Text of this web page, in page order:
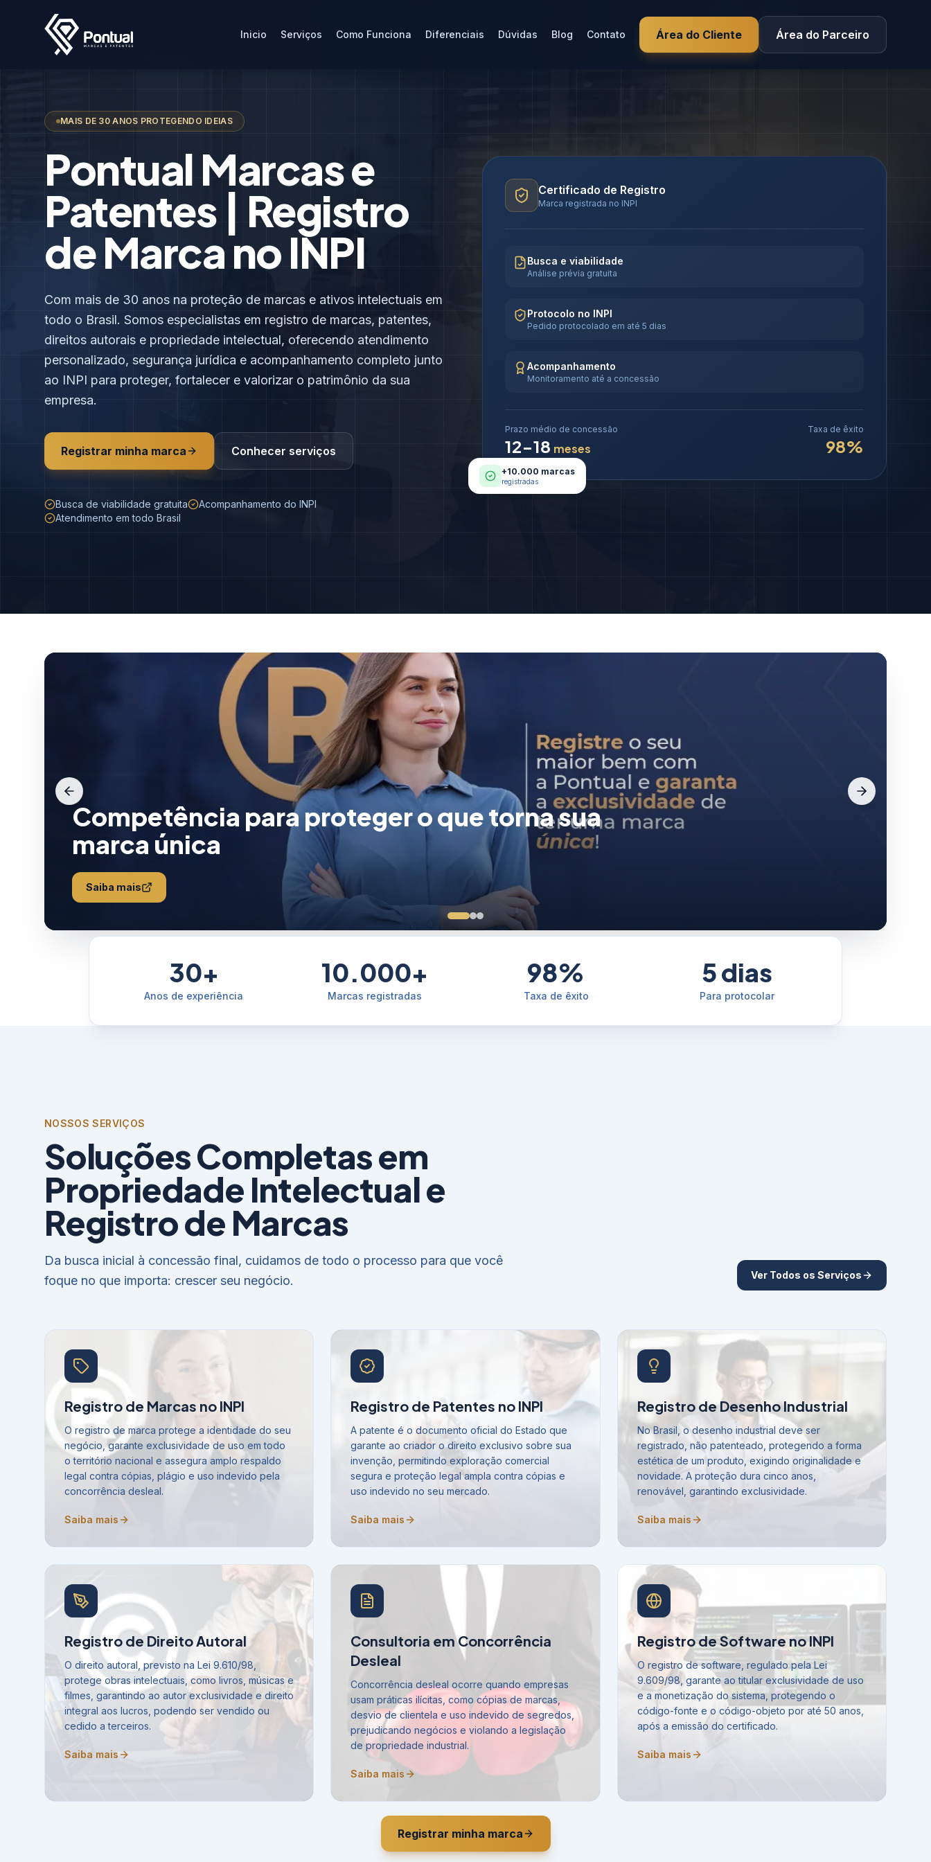
Inicio Serviços Como Funciona Diferenciais Dúvidas Blog Contato Área do Cliente Área do Parceiro
MAIS DE 30 ANOS PROTEGENDO IDEIAS
Pontual Marcas e
Patentes | Registro
de Marca no INPI
Com mais de 30 anos na proteção de marcas e ativos intelectuais em
todo o Brasil. Somos especialistas em registro de marcas, patentes,
direitos autorais e propriedade intelectual, oferecendo atendimento
personalizado, segurança jurídica e acompanhamento completo junto
ao INPI para proteger, fortalecer e valorizar o patrimônio da sua
empresa.
Registrar minha marca Conhecer serviços
Busca de viabilidade gratuita
Acompanhamento do INPI
Atendimento em todo Brasil
Certificado de Registro
Marca registrada no INPI
Busca e viabilidade
Análise prévia gratuita
Protocolo no INPI
Pedido protocolado em até 5 dias
Acompanhamento
Monitoramento até a concessão
Prazo médio de concessão
12-18 meses
Taxa de êxito
98%
+10.000 marcas
registradas
Competência para proteger o que torna sua
marca única
Saiba mais
30+
Anos de experiência
10.000+
Marcas registradas
98%
Taxa de êxito
5 dias
Para protocolar
NOSSOS SERVIÇOS
Soluções Completas em
Propriedade Intelectual e
Registro de Marcas
Da busca inicial à concessão final, cuidamos de todo o processo para que você
foque no que importa: crescer seu negócio.
Ver Todos os Serviços
Registro de Marcas no INPI
O registro de marca protege a identidade do seu
negócio, garante exclusividade de uso em todo
o território nacional e assegura amplo respaldo
legal contra cópias, plágio e uso indevido pela
concorrência desleal.
Saiba mais
Registro de Patentes no INPI
A patente é o documento oficial do Estado que
garante ao criador o direito exclusivo sobre sua
invenção, permitindo exploração comercial
segura e proteção legal ampla contra cópias e
uso indevido no seu mercado.
Saiba mais
Registro de Desenho Industrial
No Brasil, o desenho industrial deve ser
registrado, não patenteado, protegendo a forma
estética de um produto, exigindo originalidade e
novidade. A proteção dura cinco anos,
renovável, garantindo exclusividade.
Saiba mais
Registro de Direito Autoral
O direito autoral, previsto na Lei 9.610/98,
protege obras intelectuais, como livros, músicas e
filmes, garantindo ao autor exclusividade e direito
integral aos lucros, podendo ser vendido ou
cedido a terceiros.
Saiba mais
Consultoria em Concorrência
Desleal
Concorrência desleal ocorre quando empresas
usam práticas ilícitas, como cópias de marcas,
desvio de clientela e uso indevido de segredos,
prejudicando negócios e violando a legislação
de propriedade industrial.
Saiba mais
Registro de Software no INPI
O registro de software, regulado pela Lei
9.609/98, garante ao titular exclusividade de uso
e a monetização do sistema, protegendo o
código-fonte e o código-objeto por até 50 anos,
após a emissão do certificado.
Saiba mais
Registrar minha marca